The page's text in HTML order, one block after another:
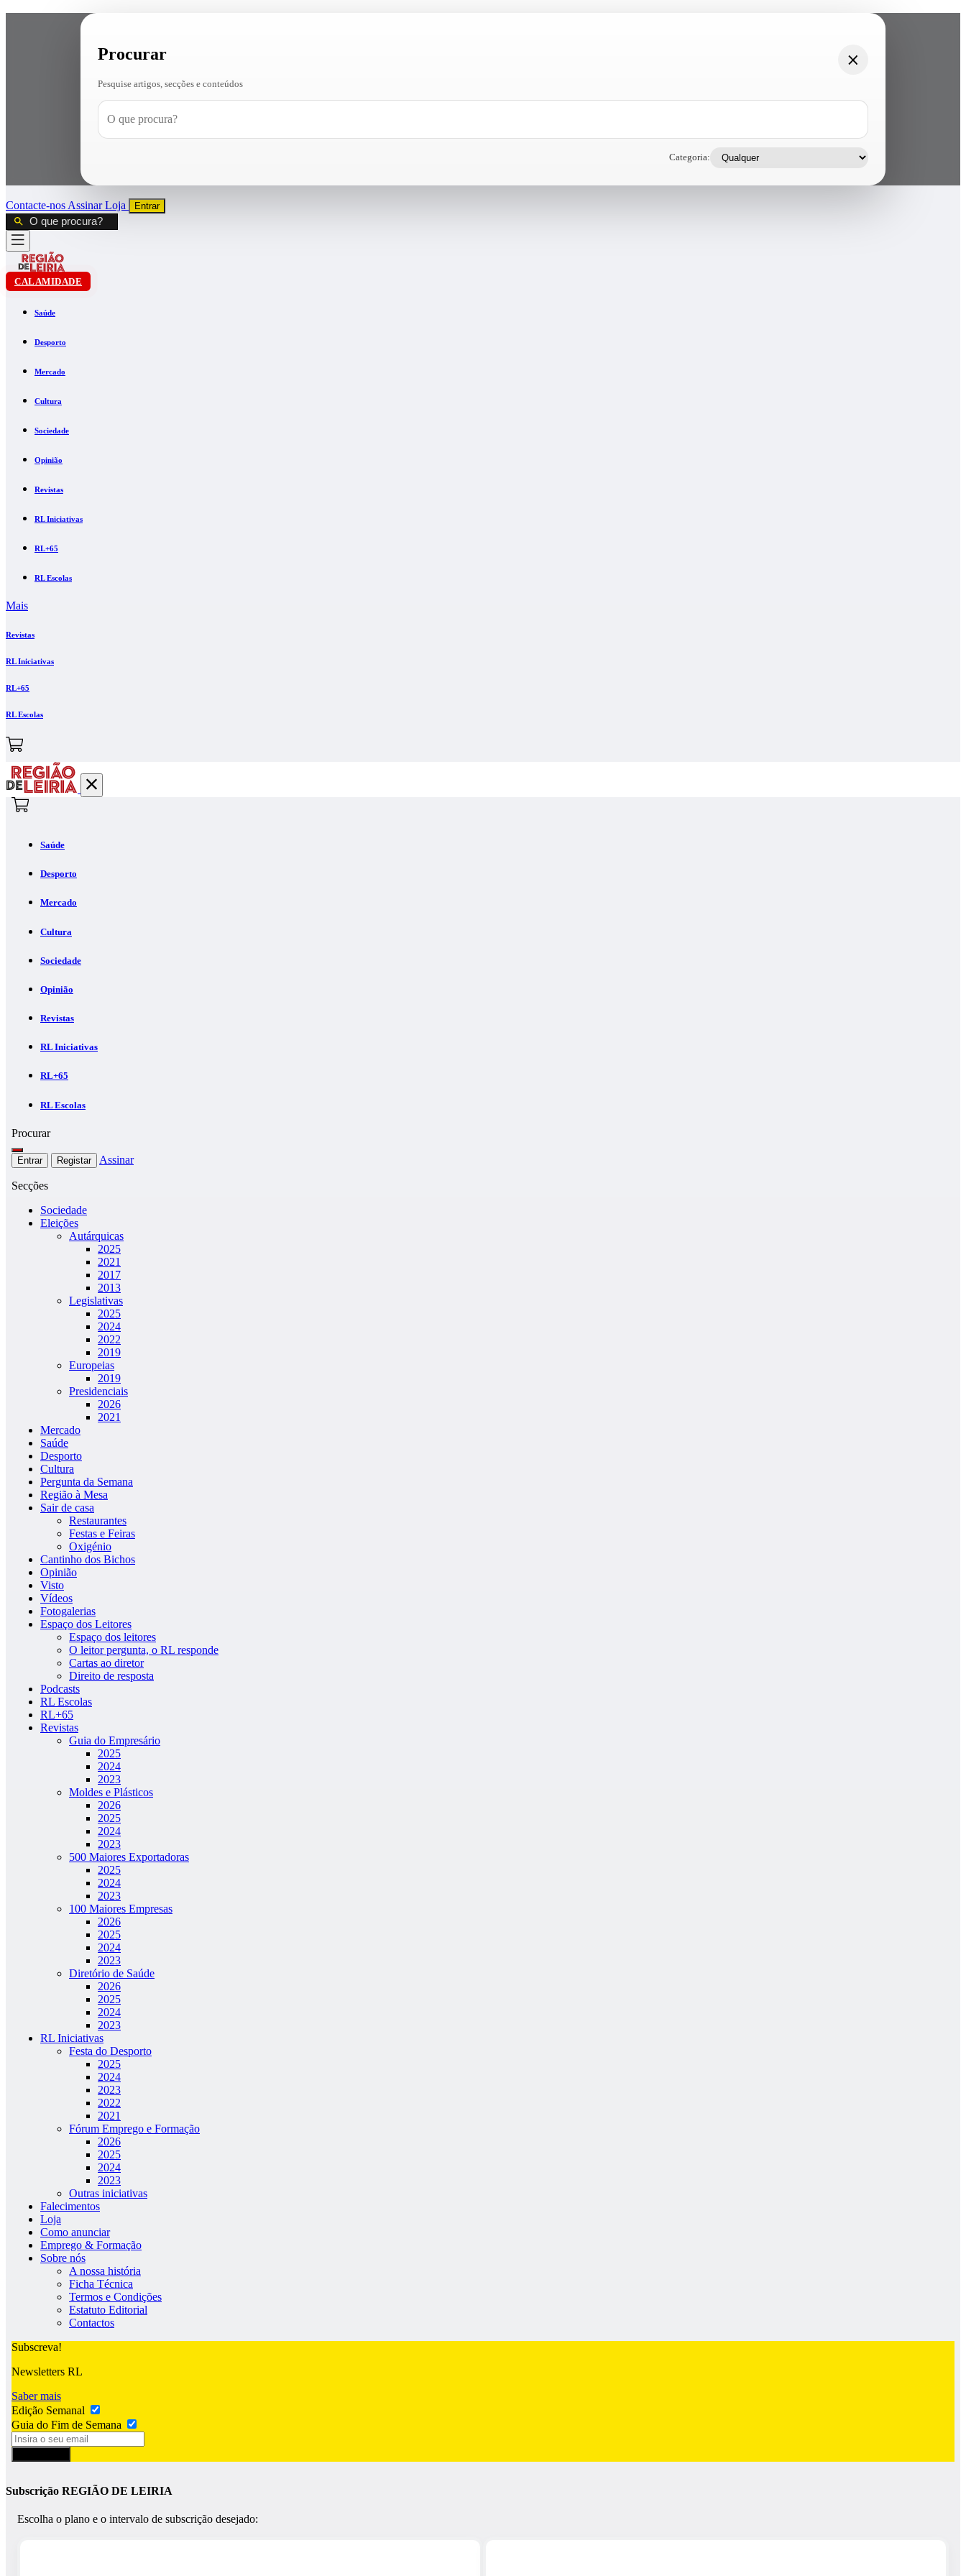
Procurar
Pesquise artigos, secções e conteúdos
Categoria:
Contacte-nos AssinarLoja Entrar
CALAMIDADE
Saúde
Desporto
Mercado
Cultura
Sociedade
Opinião
Revistas
RL Iniciativas
RL+65
RL Escolas
Mais
Revistas
RL Iniciativas
RL+65
RL Escolas
Saúde
Desporto
Mercado
Cultura
Sociedade
Opinião
Revistas
RL Iniciativas
RL+65
RL Escolas
Procurar
Entrar Registar Assinar
Secções
Sociedade
Eleições
Autárquicas
2025
2021
2017
2013
Legislativas
2025
2024
2022
2019
Europeias
2019
Presidenciais
2026
2021
Mercado
Saúde
Desporto
Cultura
Pergunta da Semana
Região à Mesa
Sair de casa
Restaurantes
Festas e Feiras
Oxigénio
Cantinho dos Bichos
Opinião
Visto
Vídeos
Fotogalerias
Espaço dos Leitores
Espaço dos leitores
O leitor pergunta, o RL responde
Cartas ao diretor
Direito de resposta
Podcasts
RL Escolas
RL+65
Revistas
Guia do Empresário
2025
2024
2023
Moldes e Plásticos
2026
2025
2024
2023
500 Maiores Exportadoras
2025
2024
2023
100 Maiores Empresas
2026
2025
2024
2023
Diretório de Saúde
2026
2025
2024
2023
RL Iniciativas
Festa do Desporto
2025
2024
2023
2022
2021
Fórum Emprego e Formação
2026
2025
2024
2023
Outras iniciativas
Falecimentos
Loja
Como anunciar
Emprego & Formação
Sobre nós
A nossa história
Ficha Técnica
Termos e Condições
Estatuto Editorial
Contactos
Subscreva!
Newsletters RL
Saber mais
Edição Semanal
Guia do Fim de Semana
Subscrição REGIÃO DE LEIRIA
Escolha o plano e o intervalo de subscrição desejado: